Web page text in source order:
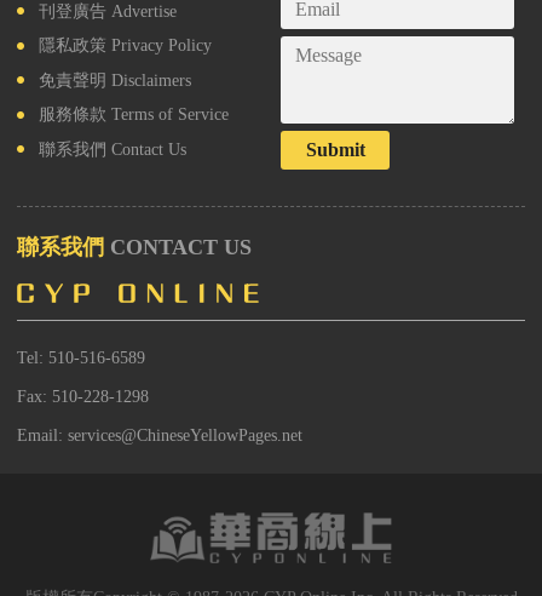
刊登廣告 Advertise
隱私政策 Privacy Policy
免責聲明 Disclaimers
服務條款 Terms of Service
聯系我們 Contact Us Submit
聯系我們 CONTACT US
Tel: 510-516-6589
Fax: 510-228-1298
Email: services@ChineseYellowPages.net